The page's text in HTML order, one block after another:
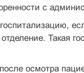
с
Такая
осмотра